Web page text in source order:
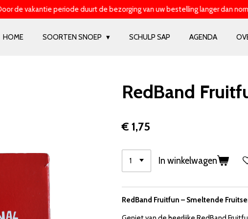
de vakantie periode duurt de bezorging van uw bestelling langer dan
HOME SOORTEN SNOEP SCHULP SAP AGENDA
RedBand
€ 1,75
In winkelwagen
RedBand Fruitfun – Smeltende